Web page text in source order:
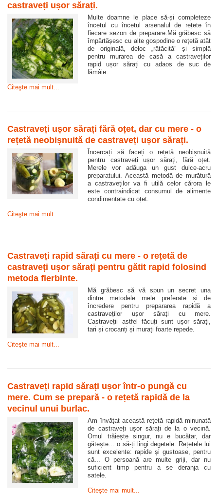
castraveți ușor sărați.
Multe doamne le place să-și completeze
încetul cu încetul arsenalul de rețete în
fiecare sezon de preparare.Mă grăbesc să
împărtășesc cu alte gospodine o rețetă atât
de originală, deloc „rătăcită” și simplă
pentru murarea de casă a castraveților
rapid ușor sărați cu adaos de suc de
lămâie.
Citeşte mai mult...
Castraveți ușor sărați fără oțet, dar cu mere - o
rețetă neobișnuită de castraveți ușor sărați.
Încercați să faceți o rețetă neobișnuită
pentru castraveți ușor sărați, fără oțet.
Merele vor adăuga un gust dulce-acru
preparatului. Această metodă de murătură
a castraveților va fi utilă celor cărora le
este contraindicat consumul de alimente
condimentate cu oțet.
Citeşte mai mult...
Castraveți rapid sărați cu mere - o rețetă de
castraveți ușor sărați pentru gătit rapid folosind
metoda fierbinte.
Mă grăbesc să vă spun un secret una
dintre metodele mele preferate și de
încredere pentru prepararea rapidă a
castraveților ușor sărați cu mere.
Castraveții astfel făcuți sunt ușor sărați,
tari și crocanți și murați foarte repede.
Citeşte mai mult...
Castraveți rapid sărați ușor într-o pungă cu
mere. Cum se prepară - o rețetă rapidă de la
vecinul unui burlac.
Am învățat această rețetă rapidă minunată
de castraveți ușor sărați de la o vecină.
Omul trăiește singur, nu e bucătar, dar
gătește... o să-ți lingi degetele. Rețetele lui
sunt excelente: rapide și gustoase, pentru
că... O persoană are multe griji, dar nu
suficient timp pentru a se deranja cu
satele.
Citeşte mai mult...